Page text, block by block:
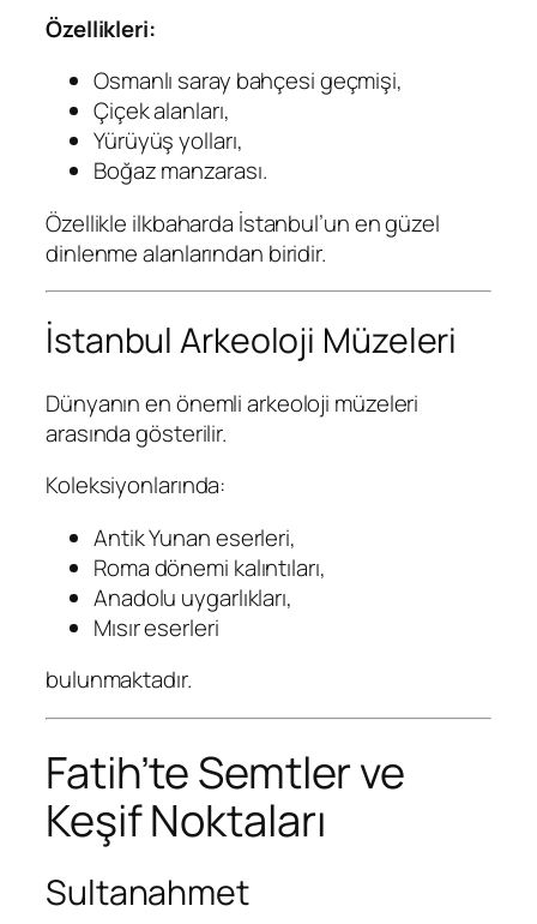
Özellikleri:
Osmanlı saray bahçesi geçmişi,
Çiçek alanları,
Yürüyüş yolları,
Boğaz manzarası.
Özellikle ilkbaharda İstanbul’un en güzel
dinlenme alanlarından biridir.
İstanbul Arkeoloji Müzeleri
Dünyanın en önemli arkeoloji müzeleri
arasında gösterilir.
Koleksiyonlarında:
Antik Yunan eserleri,
Roma dönemi kalıntıları,
Anadolu uygarlıkları,
Mısır eserleri
bulunmaktadır.
Fatih’te Semtler ve
Keşif Noktaları
Sultanahmet